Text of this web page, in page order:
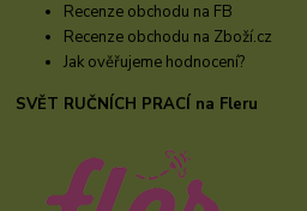
Recenze obchodu na FB
Recenze obchodu na Zboží.cz
Jak ověřujeme hodnocení?
SVĚT RUČNÍCH PRACÍ na Fleru